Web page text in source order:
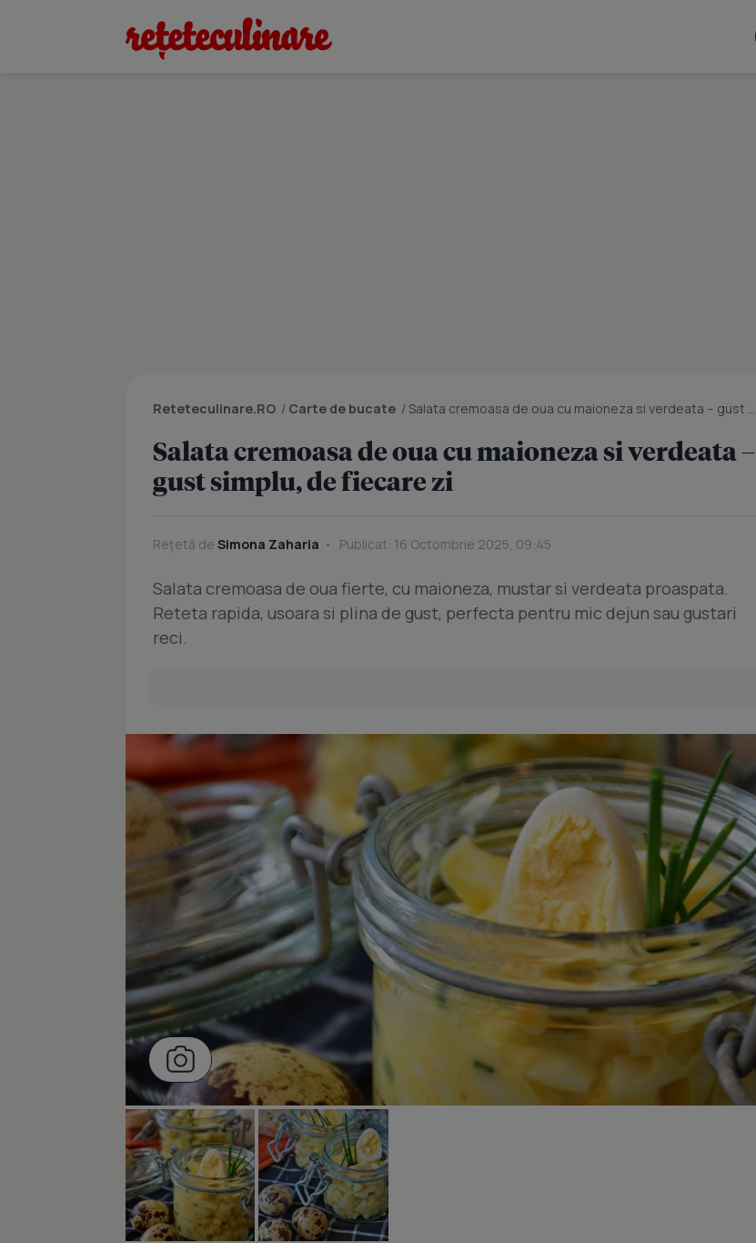
Reteteculinare.RO / Carte de bucate /Salata cremoasa de oua cu maioneza si verdeata – gust simplu, de fiecare zi
Salata cremoasa de oua cu maioneza si verdeata –
gust simplu, de fiecare zi
Rețetă de Simona Zaharia Publicat: 16 Octombrie 2025, 09:45
Salata cremoasa de oua fierte, cu maioneza, mustar si verdeata proaspata.
Reteta rapida, usoara si plina de gust, perfecta pentru mic dejun sau gustari
reci.